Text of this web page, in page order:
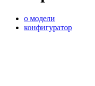
о модели
конфигуратор